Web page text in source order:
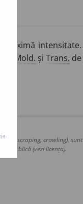
maximă intensitate.
Mold. și Trans. de
scraping, crawling),
publică (vezi licența).